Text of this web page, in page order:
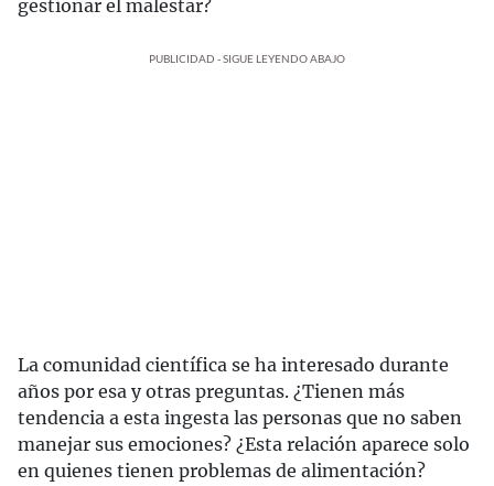
gestionar el malestar?
PUBLICIDAD - SIGUE LEYENDO ABAJO
La comunidad científica se ha interesado durante
años por esa y otras preguntas. ¿Tienen más
tendencia a esta ingesta las personas que no saben
manejar sus emociones? ¿Esta relación aparece solo
en quienes tienen problemas de alimentación?